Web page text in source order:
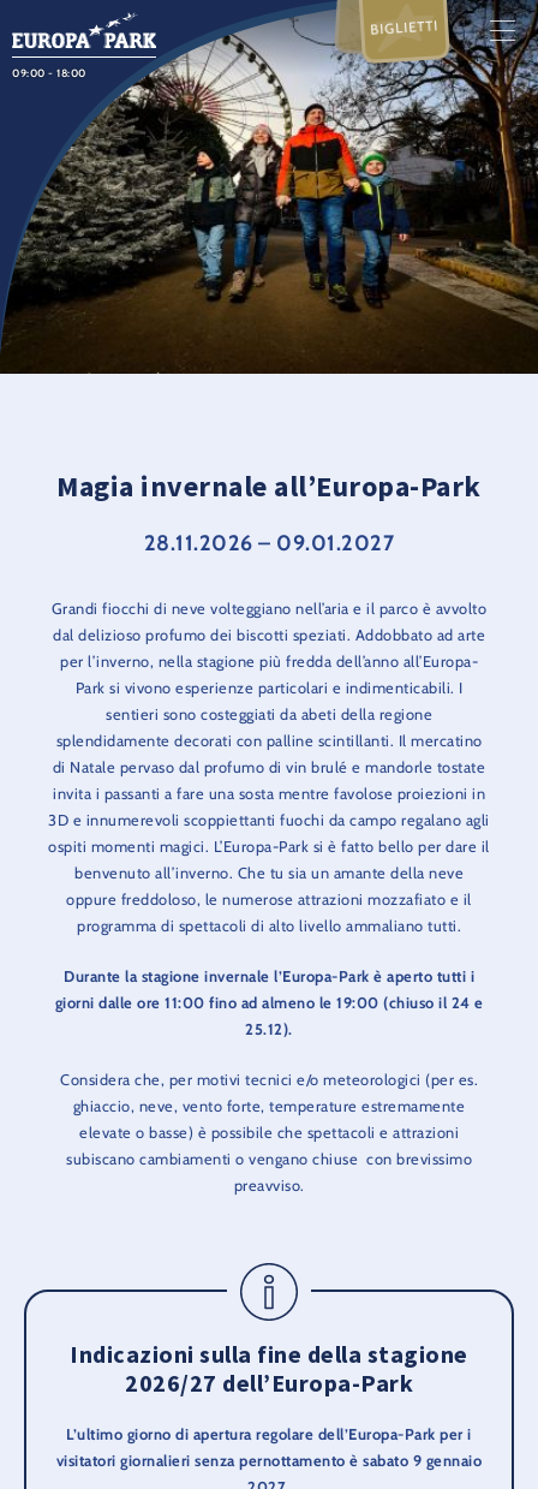
09:00 - 18:00
BIGLIETTI
Magia invernale all’Europa-Park
28.11.2026 – 09.01.2027
Grandi fiocchi di neve volteggiano nell’aria e il parco è avvolto
dal delizioso profumo dei biscotti speziati. Addobbato ad arte
per l’inverno, nella stagione più fredda dell’anno all’Europa-
Park si vivono esperienze particolari e indimenticabili. I
sentieri sono costeggiati da abeti della regione
splendidamente decorati con palline scintillanti. Il mercatino
di Natale pervaso dal profumo di vin brulé e mandorle tostate
invita i passanti a fare una sosta mentre favolose proiezioni in
3D e innumerevoli scoppiettanti fuochi da campo regalano agli
ospiti momenti magici. L’Europa-Park si è fatto bello per dare il
benvenuto all’inverno. Che tu sia un amante della neve
oppure freddoloso, le numerose attrazioni mozzafiato e il
programma di spettacoli di alto livello ammaliano tutti.
Durante la stagione invernale l’Europa-Park è aperto tutti i
giorni dalle ore 11:00 fino ad almeno le 19:00 (chiuso il 24 e
25.12).
Considera che, per motivi tecnici e/o meteorologici (per es.
ghiaccio, neve, vento forte, temperature estremamente
elevate o basse) è possibile che spettacoli e attrazioni
subiscano cambiamenti o vengano chiuse con brevissimo
preavviso.
Indicazioni sulla fine della stagione
2026/27 dell’Europa-Park
L’ultimo giorno di apertura regolare dell’Europa-Park per i
visitatori giornalieri senza pernottamento è sabato 9 gennaio